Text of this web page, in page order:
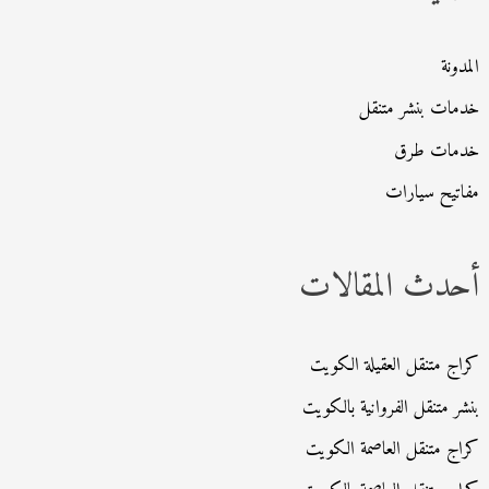
:المدونة
خدمات بنشر متنقل
خدمات طرق
مفاتيح سيارات
أحدث المقالات
كراج متنقل العقيلة الكويت
بنشر متنقل الفروانية بالكويت
كراج متنقل العاصمة الكويت